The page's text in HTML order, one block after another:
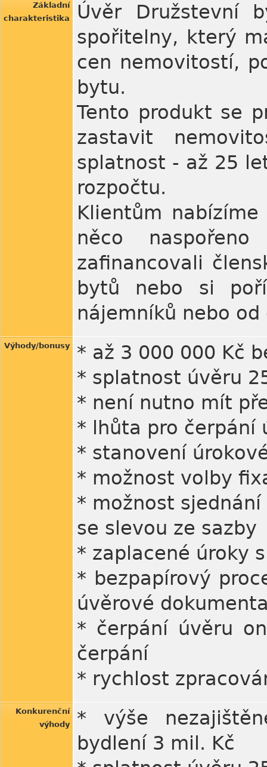
Základní
charakteristika
Úvěr Družstevní
spořitelny, který
cen nemovitostí,
bytu.
Tento produkt se
zastavit
splatnost - až 25
rozpočtu.
Klientům
něco
zafinancovali
bytů nebo si
nájemníků nebo
Výhody/bonusy
* až 3 000 000 Kč
* splatnost úvěru
* není nutno mít
* lhůta pro čerpání
* stanovení
* možnost volby
* možnost
se slevou ze sazby
* zaplacené úroky
* bezpapírový
úvěrové
* čerpání úvěru
čerpání
* rychlost
Konkurenční
výhody
* výše
bydlení 3 mil. Kč